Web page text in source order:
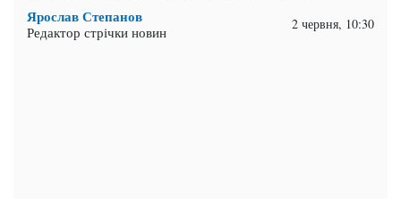
Ярослав Степанов
Редактор стрічки новин 2 червня, 10:30